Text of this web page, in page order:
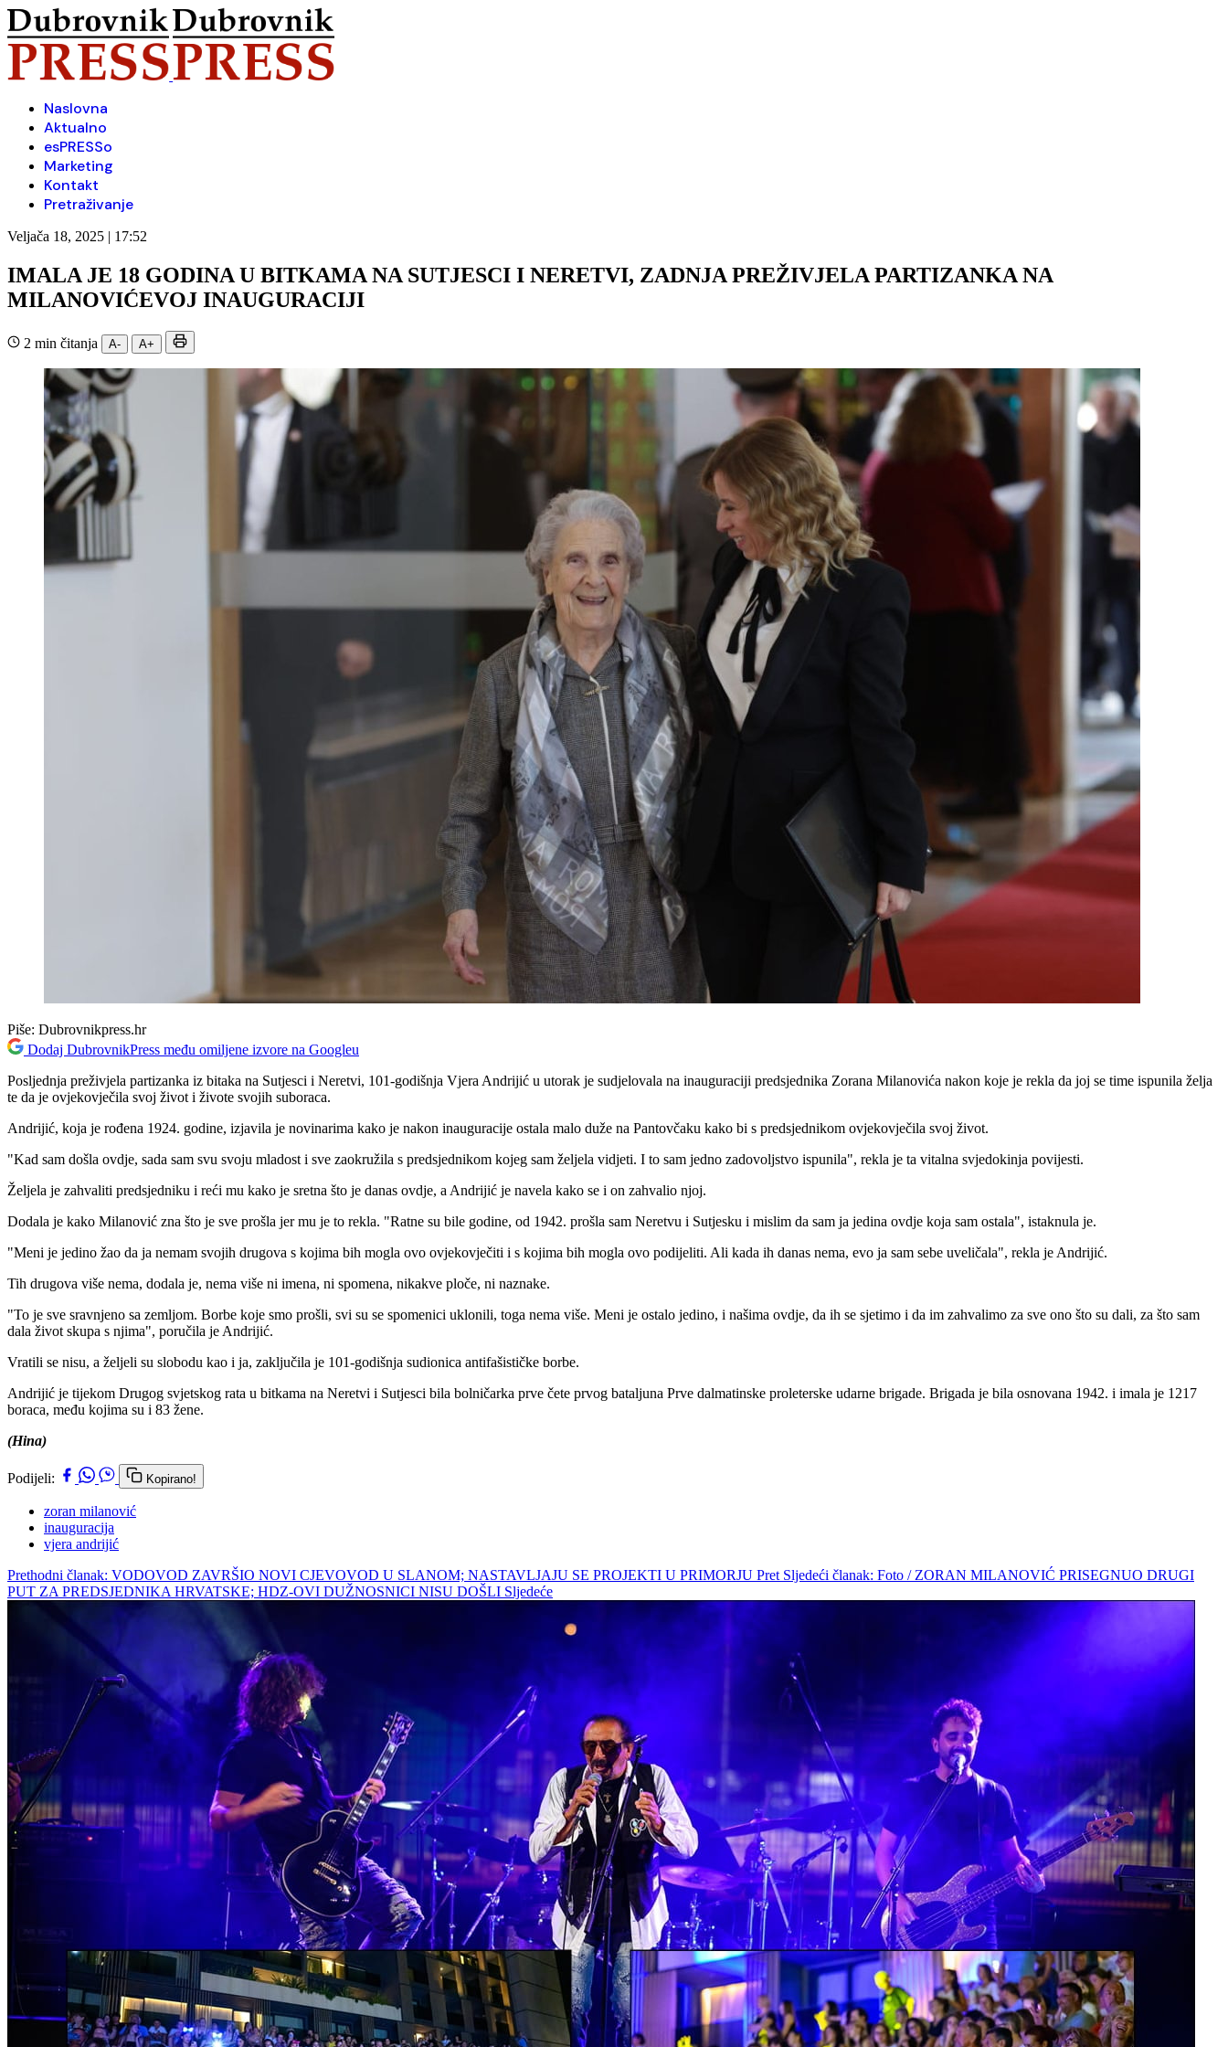
Naslovna
Aktualno
esPRESSo
Marketing
Kontakt
Pretraživanje
Veljača 18, 2025 | 17:52
IMALA JE 18 GODINA U BITKAMA NA SUTJESCI I NERETVI, ZADNJA PREŽIVJELA PARTIZANKA NA
MILANOVIĆEVOJ INAUGURACIJI
2 min čitanja A- A+
Piše: Dubrovnikpress.hr
Dodaj DubrovnikPress među omiljene izvore na Googleu
Posljednja preživjela partizanka iz bitaka na Sutjesci i Neretvi, 101-godišnja Vjera Andrijić u utorak je sudjelovala na inauguraciji predsjednika Zorana Milanovića nakon koje je rekla da joj se time ispunila želja
te da je ovjekovječila svoj život i živote svojih suboraca.
Andrijić, koja je rođena 1924. godine, izjavila je novinarima kako je nakon inauguracije ostala malo duže na Pantovčaku kako bi s predsjednikom ovjekovječila svoj život.
"Kad sam došla ovdje, sada sam svu svoju mladost i sve zaokružila s predsjednikom kojeg sam željela vidjeti. I to sam jedno zadovoljstvo ispunila", rekla je ta vitalna svjedokinja povijesti.
Željela je zahvaliti predsjedniku i reći mu kako je sretna što je danas ovdje, a Andrijić je navela kako se i on zahvalio njoj.
Dodala je kako Milanović zna što je sve prošla jer mu je to rekla. "Ratne su bile godine, od 1942. prošla sam Neretvu i Sutjesku i mislim da sam ja jedina ovdje koja sam ostala", istaknula je.
"Meni je jedino žao da ja nemam svojih drugova s kojima bih mogla ovo ovjekovječiti i s kojima bih mogla ovo podijeliti. Ali kada ih danas nema, evo ja sam sebe uveličala", rekla je Andrijić.
Tih drugova više nema, dodala je, nema više ni imena, ni spomena, nikakve ploče, ni naznake.
"To je sve sravnjeno sa zemljom. Borbe koje smo prošli, svi su se spomenici uklonili, toga nema više. Meni je ostalo jedino, i našima ovdje, da ih se sjetimo i da im zahvalimo za sve ono što su dali, za što sam
dala život skupa s njima", poručila je Andrijić.
Vratili se nisu, a željeli su slobodu kao i ja, zaključila je 101-godišnja sudionica antifašističke borbe.
Andrijić je tijekom Drugog svjetskog rata u bitkama na Neretvi i Sutjesci bila bolničarka prve čete prvog bataljuna Prve dalmatinske proleterske udarne brigade. Brigada je bila osnovana 1942. i imala je 1217
boraca, među kojima su i 83 žene.
(Hina)
Podijeli: Kopirano!
zoran milanović
inauguracija
vjera andrijić
Prethodni članak: VODOVOD ZAVRŠIO NOVI CJEVOVOD U SLANOM; NASTAVLJAJU SE PROJEKTI U PRIMORJU Pret Sljedeći članak: Foto / ZORAN MILANOVIĆ PRISEGNUO DRUGI
PUT ZA PREDSJEDNIKA HRVATSKE; HDZ-OVI DUŽNOSNICI NISU DOŠLI Sljedeće